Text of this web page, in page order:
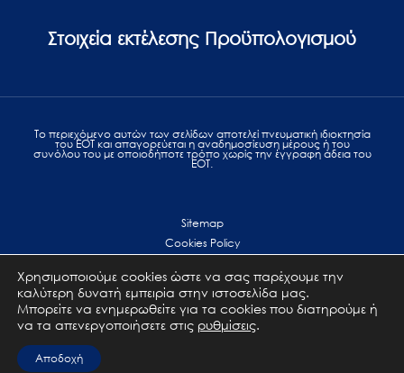
Στοιχεία εκτέλεσης Προϋπολογισμού
Το περιεχόμενο αυτών των σελίδων αποτελεί πvευματική ιδιοκτησία
του ΕΟΤ και απαγορεύεται η αναδημοσίευση μέρους ή του
συνόλου του με οποιοδήποτε τρόπο χωρίς την έγγραφη άδεια του
ΕΟΤ.
Sitemap
Cookies Policy
Terms of use
Επικοινωνία
Χρησιμοποιούμε cookies ώστε να σας παρέχουμε την
καλύτερη δυνατή εμπειρία στην ιστοσελίδα μας.
Μπορείτε να ενημερωθείτε για τα cookies που διατηρούμε ή
να τα απενεργοποιήσετε στις ρυθμίσεις.
Αποδοχή